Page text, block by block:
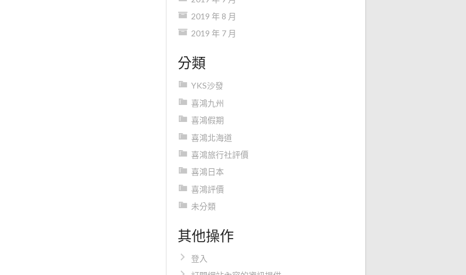
2019 年 8 月
2019 年 7 月
分類
YKS沙發
喜鴻九州
喜鴻假期
喜鴻北海道
喜鴻旅行社評價
喜鴻日本
喜鴻評價
未分類
其他操作
登入